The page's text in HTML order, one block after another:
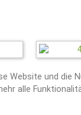
Website und die
alle